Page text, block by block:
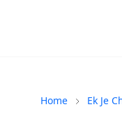
Home Ek Je